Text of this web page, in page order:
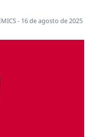
- 16 de agosto de 2025